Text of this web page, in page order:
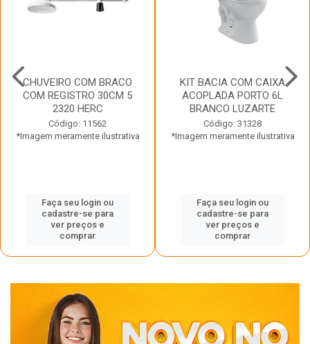
CHUVEIRO COM BRACO
COM REGISTRO 30CM 5
2320 HERC
Código: 11562
*Imagem meramente ilustrativa
Faça seu login ou
cadastre-se para
ver preços e
comprar
KIT BACIA COM CAIXA
ACOPLADA PORTO 6L
BRANCO LUZARTE
Código: 31328
*Imagem meramente ilustrativa
Faça seu login ou
cadastre-se para
ver preços e
comprar